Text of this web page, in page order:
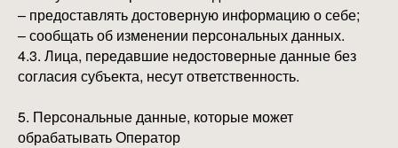
– предоставлять достоверную информацию о себе;
– сообщать об изменении персональных данных.
4.3. Лица, передавшие недостоверные данные без
согласия субъекта, несут ответственность.
5. Персональные данные, которые может
обрабатывать Оператор